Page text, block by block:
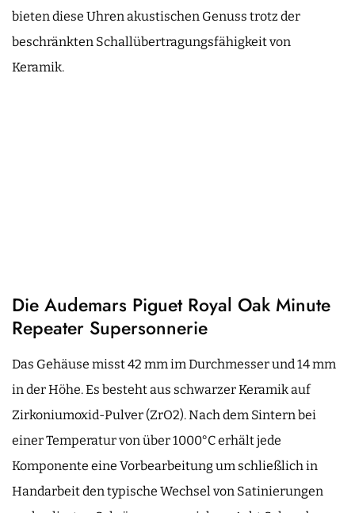
bieten diese Uhren akustischen Genuss trotz der
beschränkten Schallübertragungsfähigkeit von
Keramik.
Die Audemars Piguet Royal Oak Minute
Repeater Supersonnerie
Das Gehäuse misst 42 mm im Durchmesser und 14 mm
in der Höhe. Es besteht aus schwarzer Keramik auf
Zirkoniumoxid-Pulver (ZrO2). Nach dem Sintern bei
einer Temperatur von über 1000°C erhält jede
Komponente eine Vorbearbeitung um schließlich in
Handarbeit den typische Wechsel von Satinierungen